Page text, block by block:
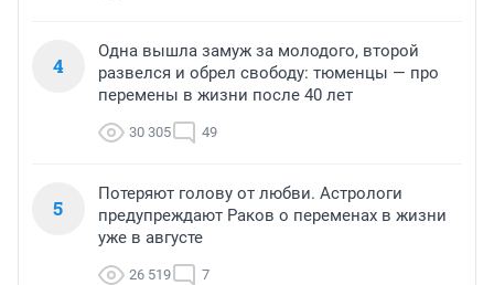
4
Одна вышла замуж за молодого, второй
развелся и обрел свободу: тюменцы — про
перемены в жизни после 40 лет
30 305 49
5
Потеряют голову от любви. Астрологи
предупреждают Раков о переменах в жизни
уже в августе
26 519 7